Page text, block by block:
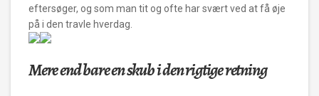
eftersøger, og som man tit og ofte har svært ved at få øje
på i den travle hverdag.
Mere end bare en skub i den rigtige retning